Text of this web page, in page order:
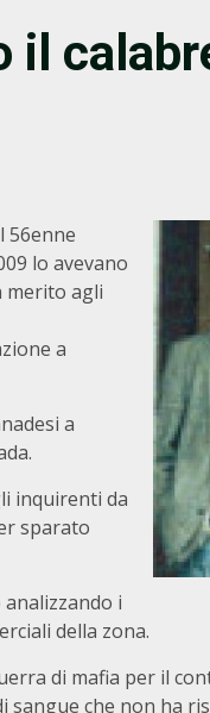
il
56enne
lo avevano
merito agli
a
a
inquirenti da
sparato
i
della zona.
di mafia per il
sangue che non ha